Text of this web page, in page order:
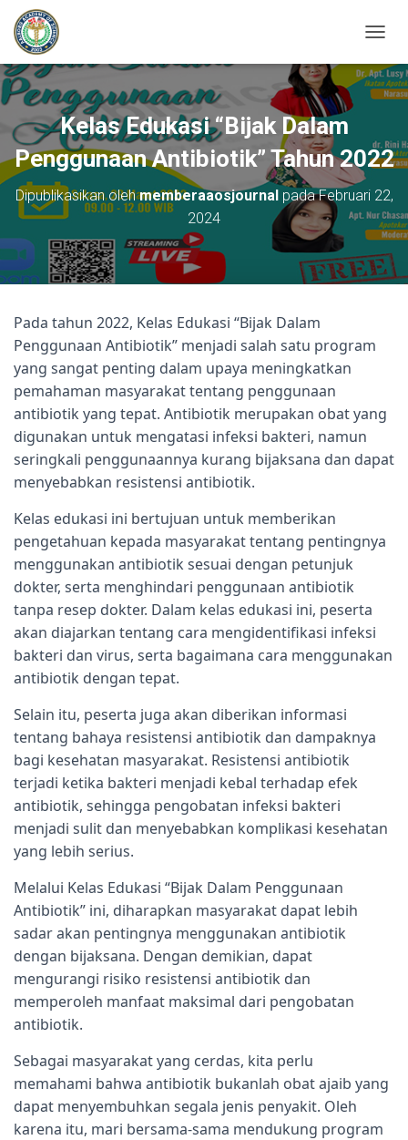
O
G
G
N
A
I
G
S
I
Kelas Edukasi “Bijak Dalam
Penggunaan Antibiotik” Tahun 2022
Dipublikasikan olehmemberaaosjournalpadaFebruari 22,
2024
Pada tahun 2022, Kelas Edukasi “Bijak Dalam
Penggunaan Antibiotik” menjadi salah satu program
yang sangat penting dalam upaya meningkatkan
pemahaman masyarakat tentang penggunaan
antibiotik yang tepat. Antibiotik merupakan obat yang
digunakan untuk mengatasi infeksi bakteri, namun
seringkali penggunaannya kurang bijaksana dan dapat
menyebabkan resistensi antibiotik.
Kelas edukasi ini bertujuan untuk memberikan
pengetahuan kepada masyarakat tentang pentingnya
menggunakan antibiotik sesuai dengan petunjuk
dokter, serta menghindari penggunaan antibiotik
tanpa resep dokter. Dalam kelas edukasi ini, peserta
akan diajarkan tentang cara mengidentifikasi infeksi
bakteri dan virus, serta bagaimana cara menggunakan
antibiotik dengan tepat.
Selain itu, peserta juga akan diberikan informasi
tentang bahaya resistensi antibiotik dan dampaknya
bagi kesehatan masyarakat. Resistensi antibiotik
terjadi ketika bakteri menjadi kebal terhadap efek
antibiotik, sehingga pengobatan infeksi bakteri
menjadi sulit dan menyebabkan komplikasi kesehatan
yang lebih serius.
Melalui Kelas Edukasi “Bijak Dalam Penggunaan
Antibiotik” ini, diharapkan masyarakat dapat lebih
sadar akan pentingnya menggunakan antibiotik
dengan bijaksana. Dengan demikian, dapat
mengurangi risiko resistensi antibiotik dan
memperoleh manfaat maksimal dari pengobatan
antibiotik.
Sebagai masyarakat yang cerdas, kita perlu
memahami bahwa antibiotik bukanlah obat ajaib yang
dapat menyembuhkan segala jenis penyakit. Oleh
karena itu, mari bersama-sama mendukung program